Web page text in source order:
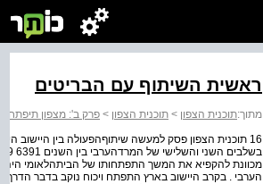
ראשית השיתוף עם הבריטים
מתוך:תוכנית הצפון > תוכנית הצפון > פרק ב': מצפון תיפתח
מכוונת להקפיא את המשך התפתחותו של הבית­הלאומי
הערבי . בקרב היישוב בארץ התפתח ויכוח נוקב בדבר הדרך